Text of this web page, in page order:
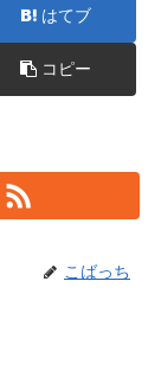
はてブ
コピー
こばっち